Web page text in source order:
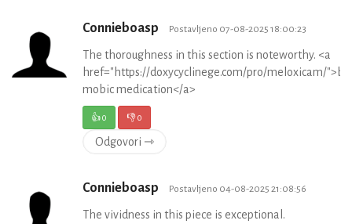
Connieboasp Postavljeno 07-08-2025 18:00:23
The thoroughness in this section is noteworthy. <a
href="https://doxycyclinege.com/pro/meloxicam/
mobic medication</a>
👍0 👎0
Odgovori ⇾
Connieboasp Postavljeno 04-08-2025 21:08:56
The vividness in this piece is exceptional.